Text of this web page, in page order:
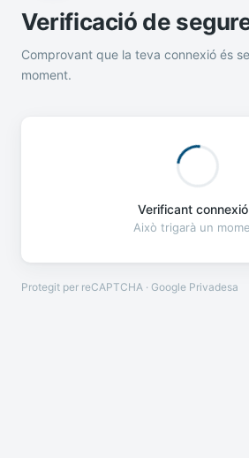
Verificació de
Comprovant que la teva connexió és
moment.
Verificant
Això trigarà un
Protegit per reCAPTCHA · Google Privadesa